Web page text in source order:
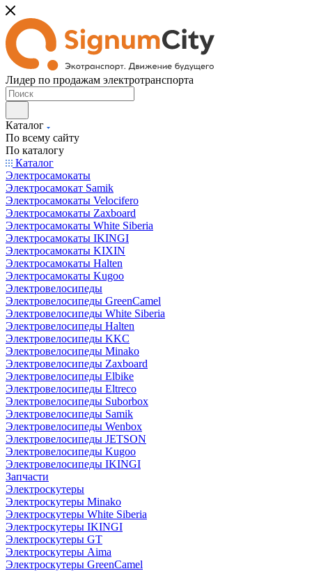
Лидер по продажам электротранспорта
Каталог
По всему сайту
По каталогу
Каталог
Электросамокаты
Электросамокат Samik
Электросамокаты Velocifero
Электросамокаты Zaxboard
Электросамокаты White Siberia
Электросамокаты IKINGI
Электросамокаты KIXIN
Электросамокаты Halten
Электросамокаты Kugoo
Электровелосипеды
Электровелосипеды GreenCamel
Электровелосипеды White Siberia
Электровелосипеды Halten
Электровелосипеды KKC
Электровелосипеды Minako
Электровелосипеды Zaxboard
Электровелосипеды Elbike
Электровелосипеды Eltreco
Электровелосипеды Suborbox
Электровелосипеды Samik
Электровелосипеды Wenbox
Электровелосипеды JETSON
Электровелосипеды Kugoo
Электровелосипеды IKINGI
Запчасти
Электроскутеры
Электроскутеры Minako
Электроскутеры White Siberia
Электроскутеры IKINGI
Электроскутеры GT
Электроскутеры Aima
Электроскутеры GreenCamel